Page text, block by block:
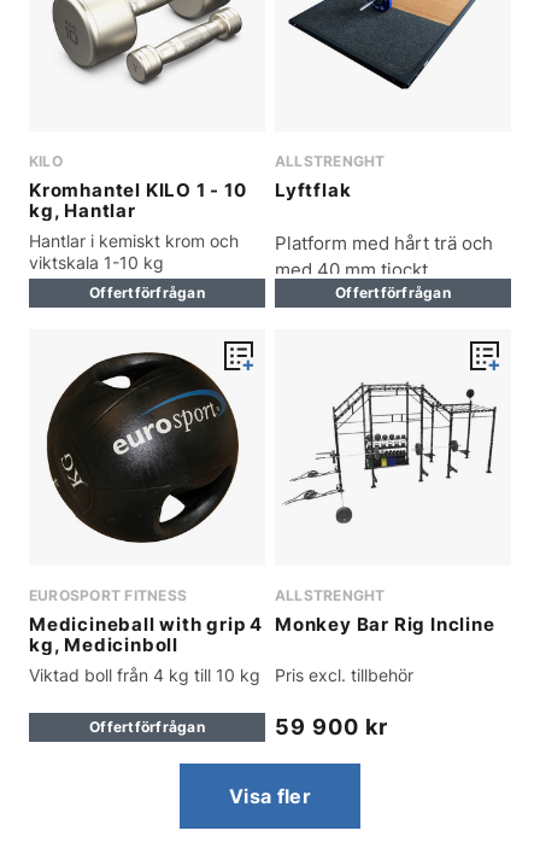
KILO
Kromhantel KILO 1 - 10
kg, Hantlar
Hantlar i kemiskt krom och
viktskala 1-10 kg
Offertförfrågan
ALLSTRENGHT
Lyftflak
Platform med hårt trä och
med 40 mm tjockt
gummigolv på båda sidor
Offertförfrågan
EUROSPORT FITNESS
Medicineball with grip 4
kg, Medicinboll
Viktad boll från 4 kg till 10 kg
Offertförfrågan
ALLSTRENGHT
Monkey Bar Rig Incline
Pris excl. tillbehör
59 900 kr
Visa fler